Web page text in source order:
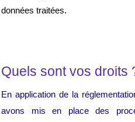
données traitées.
Quels sont vos droits
En application de la
avons mis en place des